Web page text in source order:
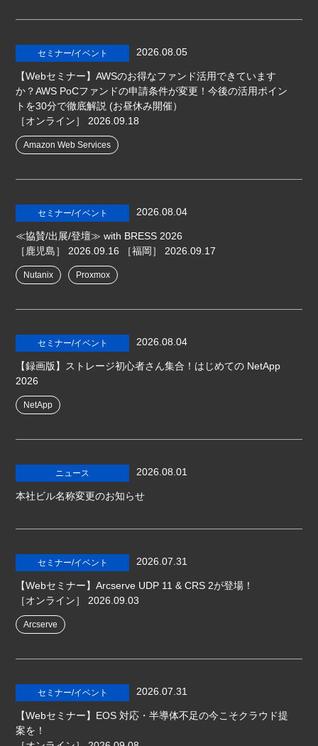
セミナー/イベント 2026.08.05
【Webセミナー】AWSのお得なファンド活用できています
か？AWS PoCファンドの申請条件が変更！今後の活用ポイン
トを30分で徹底解説 (お昼休み開催）
［オンライン］
2026.09.18
Amazon Web Services
セミナー/イベント 2026.08.04
≪協賛/出展/登壇≫ with BRESS 2026
［鹿児島］
2026.09.16 ［福岡］ 2026.09.17
Nutanix Proxmox
セミナー/イベント 2026.08.04
【録画版】ストレージ初心者さん集合！はじめての NetApp
2026
NetApp
ニュース 2026.08.01
本社ビル名称変更のお知らせ
セミナー/イベント 2026.07.31
【Webセミナー】Arcserve UDP 11 & CRS 2が登場！
［オンライン］
2026.09.03
Arcserve
セミナー/イベント 2026.07.31
【Webセミナー】EOS 対応・半導体不足の今こそクラウド提
案を！